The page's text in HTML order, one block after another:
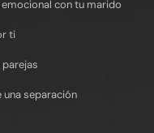
con tu marido
ti
separación